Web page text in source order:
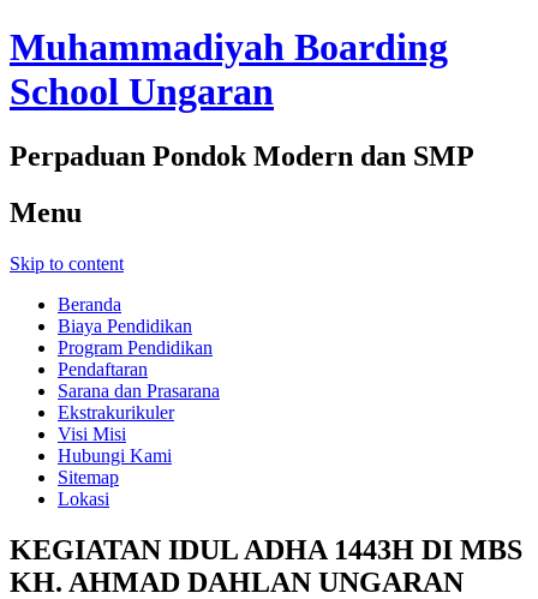
Muhammadiyah Boarding
School Ungaran
Perpaduan Pondok Modern dan SMP
Menu
Skip to content
Beranda
Biaya Pendidikan
Program Pendidikan
Pendaftaran
Sarana dan Prasarana
Ekstrakurikuler
Visi Misi
Hubungi Kami
Sitemap
Lokasi
KEGIATAN IDUL ADHA 1443H DI MBS
KH. AHMAD DAHLAN UNGARAN